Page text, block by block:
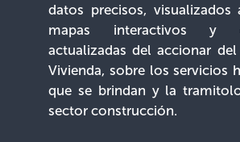
datos precisos, visualizados
mapas interactivos y
actualizadas del accionar del
Vivienda, sobre los servicios
que se brindan y la
sector construcción.